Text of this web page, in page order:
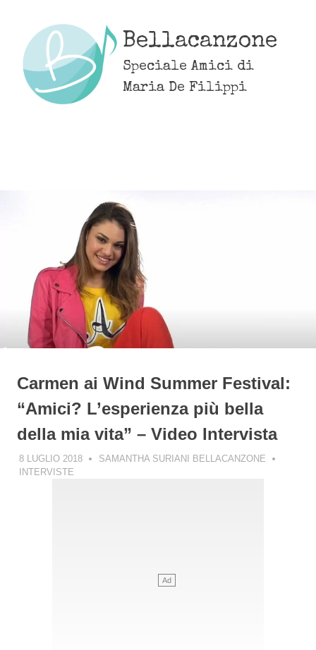
content
Bellacanzone
Speciale Amici di
Maria De Filippi
Carmen ai Wind Summer Festival:
“Amici? L’esperienza più bella
della mia vita” – Video Intervista
8 LUGLIO 2018
SAMANTHA SURIANI BELLACANZONE
INTERVISTE